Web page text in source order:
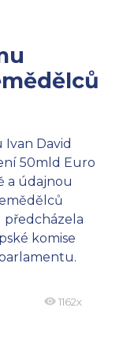
David
50mld Euro
a údajnou
předcházela
komise
1162x